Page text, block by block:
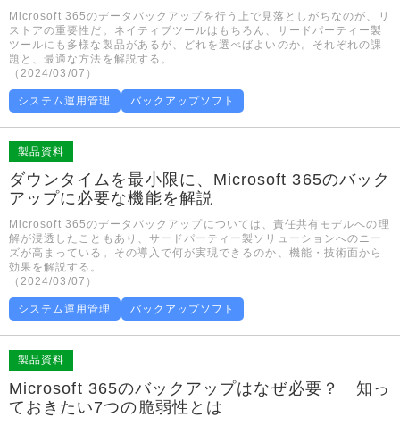
Microsoft 365のデータバックアップを行う上で見落としがちなのが、リ
ストアの重要性だ。ネイティブツールはもちろん、サードパーティー製
ツールにも多様な製品があるが、どれを選べばよいのか。それぞれの課
題と、最適な方法を解説する。
（2024/03/07）
システム運用管理 バックアップソフト
製品資料
ダウンタイムを最小限に、Microsoft 365のバック
アップに必要な機能を解説
Microsoft 365のデータバックアップについては、責任共有モデルへの理
解が浸透したこともあり、サードパーティー製ソリューションへのニー
ズが高まっている。その導入で何が実現できるのか、機能・技術面から
効果を解説する。
（2024/03/07）
システム運用管理 バックアップソフト
製品資料
Microsoft 365のバックアップはなぜ必要？ 知っ
ておきたい7つの脆弱性とは